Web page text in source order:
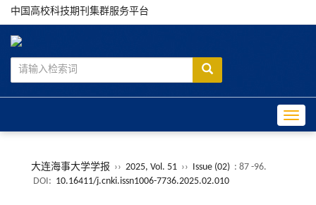
中国高校科技期刊集群服务平台
大连海事大学学报 ›› 2025, Vol. 51 ›› Issue (02) : 87 -96.
DOI: 10.16411/j.cnki.issn1006-7736.2025.02.010